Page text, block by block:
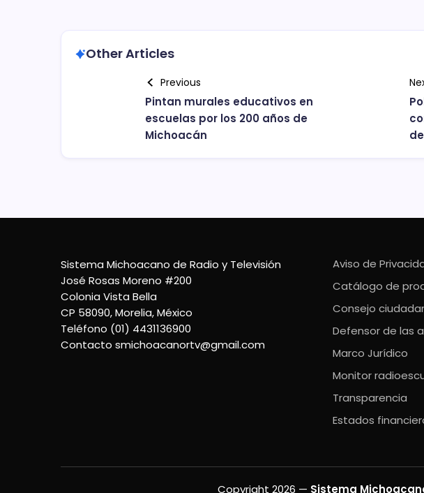
Other Articles
Previous
Pintan murales educativos en
escuelas por los 200 años de
Michoacán
Sistema Michoacano de Radio y Televisión
José Rosas Moreno #200
Colonia Vista Bella
CP 58090, Morelia, México
Teléfono (01) 4431136900
Contacto smichoacanortv@gmail.com
Aviso de
Catálogo de
Consejo
Defensor de las
Marco Jurídico
Monitor
Transparencia
Estados
Copyright 2026 — Sistema